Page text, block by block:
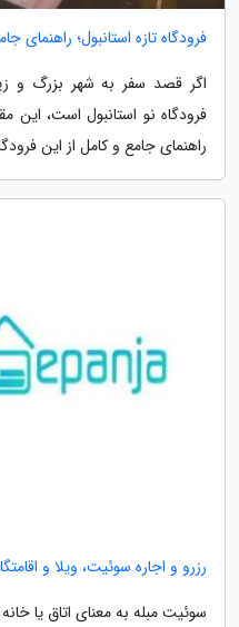
فرودگاه تازه استانبول؛ راهنمای
اگر قصد سفر به شهر بزرگ و
فرودگاه نو استانبول است، این
راهنمای جامع و کامل از این
رزرو و اجاره سوئیت، ویلا و
سوئیت مبله به معنای اتاق یا